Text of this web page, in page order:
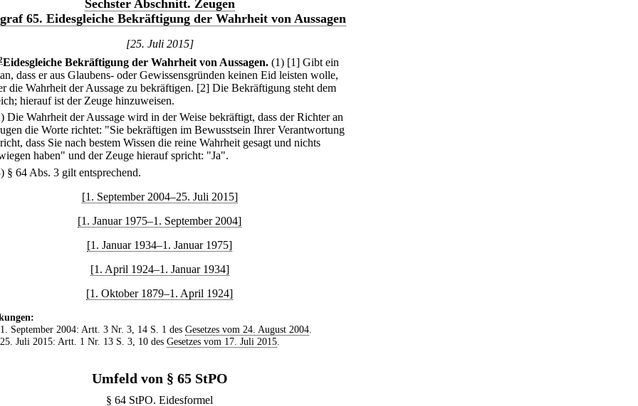
Sechster Abschnitt. Zeugen
65. Eidesgleiche Bekräftigung der Wahrheit von Aussagen
[25. Juli 2015]
Eidesgleiche Bekräftigung der Wahrheit von Aussagen. (1) [1] Gibt ein
dass er aus Glaubens- oder Gewissensgründen keinen Eid leisten wolle,
die Wahrheit der Aussage zu bekräftigen. [2] Die Bekräftigung steht dem
hierauf ist der Zeuge hinzuweisen.
Die Wahrheit der Aussage wird in der Weise bekräftigt, dass der Richter an
die Worte richtet: "Sie bekräftigen im Bewusstsein Ihrer Verantwortung
dass Sie nach bestem Wissen die reine Wahrheit gesagt und nichts
haben" und der Zeuge hierauf spricht: "Ja".
§ 64 Abs. 3 gilt entsprechend.
[1. September 2004–25. Juli 2015]
[1. Januar 1975–1. September 2004]
[1. Januar 1934–1. Januar 1975]
[1. April 1924–1. Januar 1934]
[1. Oktober 1879–1. April 1924]
. 1. September 2004: Artt. 3 Nr. 3, 14 S. 1 des Gesetzes vom 24. August 2004.
Juli 2015: Artt. 1 Nr. 13 S. 3, 10 des Gesetzes vom 17. Juli 2015.
Umfeld von § 65 StPO
§ 64 StPO. Eidesformel